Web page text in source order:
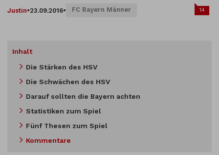
Justin•23.09.2016• FC Bayern Männer 14
Inhalt
Die Stärken des HSV
Die Schwächen des HSV
Darauf sollten die Bayern achten
Statistiken zum Spiel
Fünf Thesen zum Spiel
Kommentare